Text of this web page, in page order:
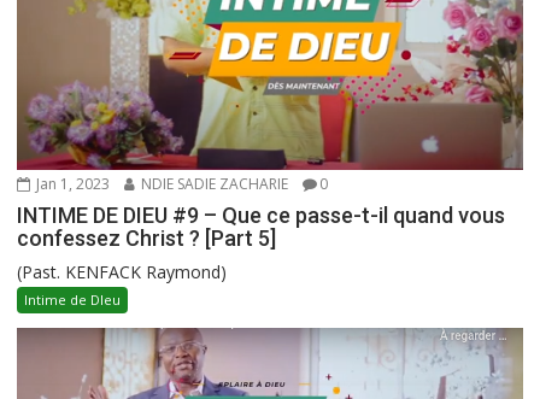
Jan 1, 2023 NDIE SADIE ZACHARIE 0
INTIME DE DIEU #9 – Que ce passe-t-il quand vous
confessez Christ ? [Part 5]
(Past. KENFACK Raymond)
Intime de DIeu